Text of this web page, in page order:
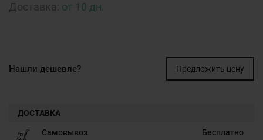
от 10 дн.
Нашли дешевле? Предложить цену
ДОСТАВКА
Самовывоз Бесплатно